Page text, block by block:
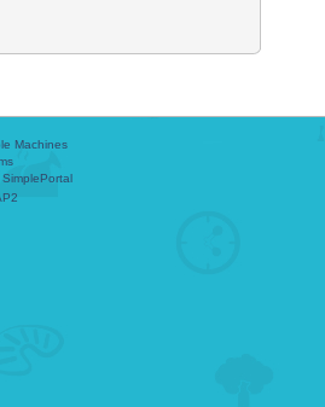
Machines